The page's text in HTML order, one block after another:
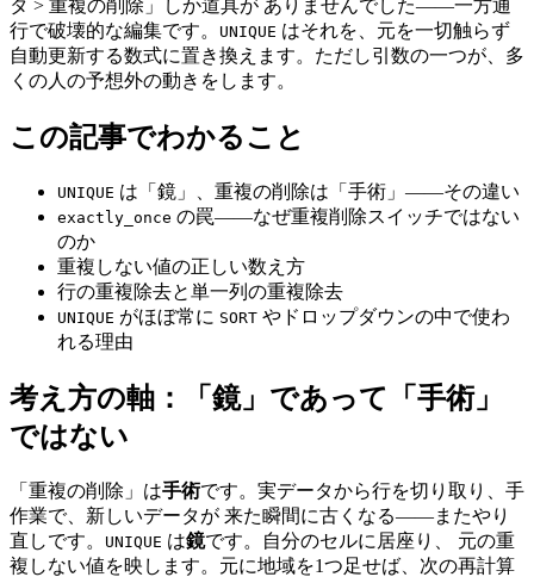
タ > 重複の削除」しか道具が ありませんでした——一方通
行で破壊的な編集です。
UNIQUE はそれを、元を一切触らず
自動更新する数式に置き換えます。ただし引数の一つが、多
くの人の予想外の動きをします。
この記事でわかること
UNIQUE は「鏡」、重複の削除は「手術」——その違い
exactly_once の罠——なぜ重複削除スイッチではない
のか
重複しない値の正しい数え方
行の重複除去と単一列の重複除去
UNIQUE がほぼ常に SORT やドロップダウンの中で使わ
れる理由
考え方の軸：「鏡」であって「手術」
ではない
「重複の削除」は手術です。実データから行を切り取り、手
作業で、新しいデータが 来た瞬間に古くなる——またやり
直しです。
UNIQUE は鏡です。自分のセルに居座り、 元の重
複しない値を映します。元に地域を1つ足せば、次の再計算